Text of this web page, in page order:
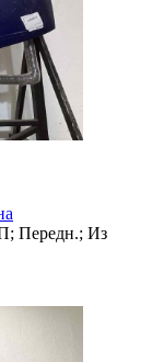
Передн.; Из